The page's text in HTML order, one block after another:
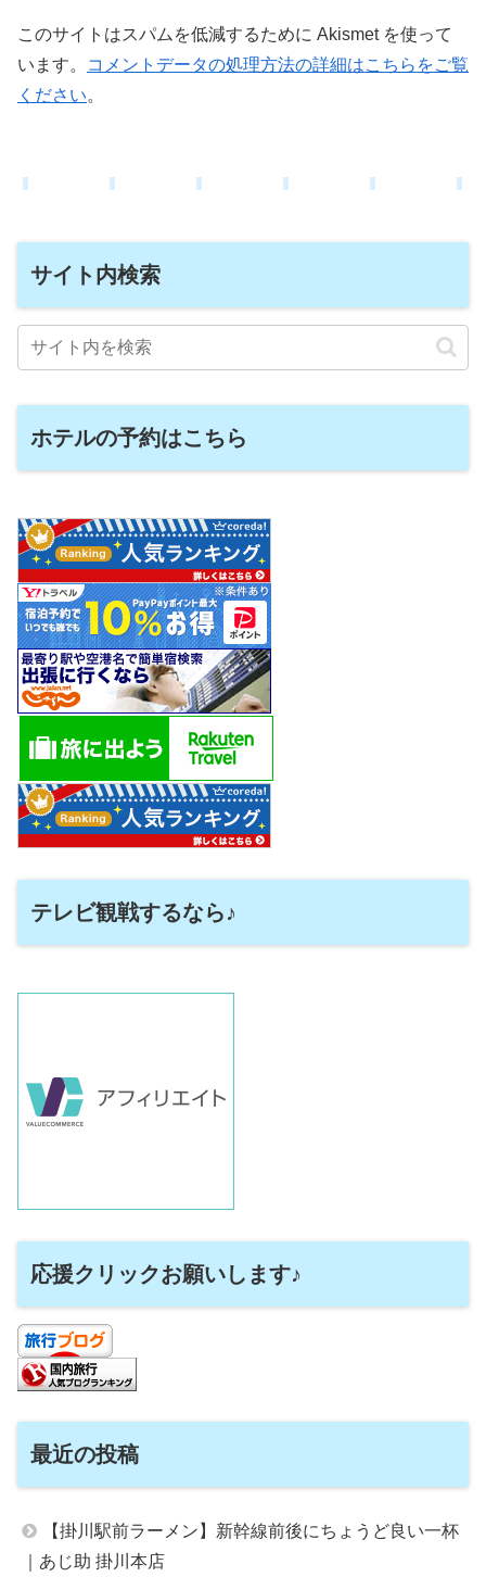
このサイトはスパムを低減するために Akismet を使って
います。
コメントデータの処理方法の詳細はこちらをご覧
ください。
サイト内検索
ホテルの予約はこちら
テレビ観戦するなら♪
応援クリックお願いします♪
最近の投稿
【掛川駅前ラーメン】新幹線前後にちょうど良い一杯
｜あじ助 掛川本店